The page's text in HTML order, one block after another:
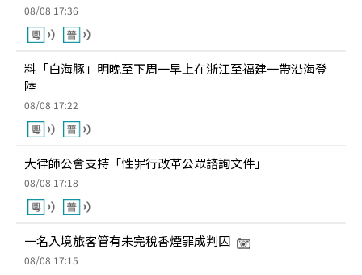
08/08 17:36
料「白海豚」明晚至下周一早上在浙江至福建一帶沿海登
陸
08/08 17:22
大律師公會支持「性罪行改革公眾諮詢文件」
08/08 17:18
一名入境旅客管有未完稅香煙罪成判囚
08/08 17:15